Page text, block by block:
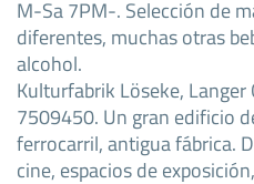
M-Sa 7PM-. Selección de
diferentes, muchas otras
alcohol.
Kulturfabrik Löseke, Langer
7509450. Un gran edificio
ferrocarril, antigua fábrica.
cine, espacios de